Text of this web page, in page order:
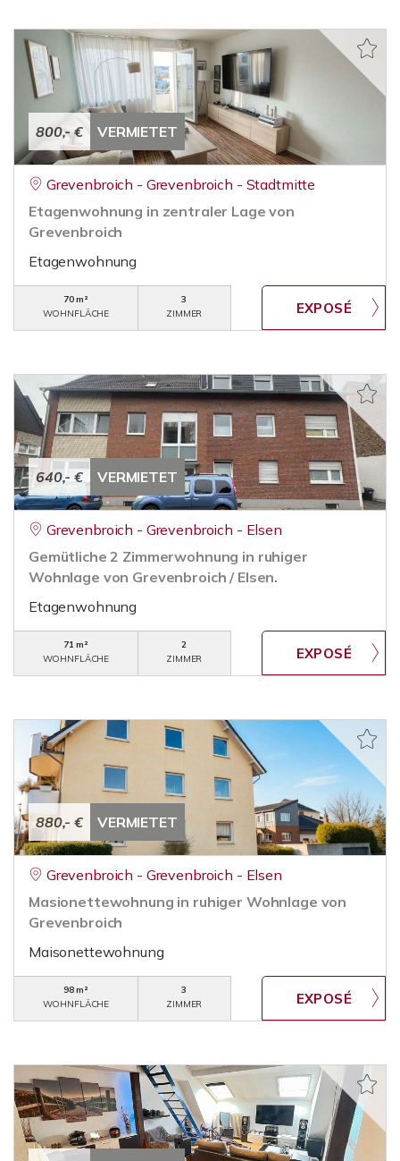
800,- € VERMIETET
Grevenbroich - Grevenbroich - Stadtmitte
Etagenwohnung in zentraler Lage von
Grevenbroich
Etagenwohnung
70 m²
WOHNFLÄCHE
3
ZIMMER
640,- € VERMIETET
Grevenbroich - Grevenbroich - Elsen
Gemütliche 2 Zimmerwohnung in ruhiger
Wohnlage von Grevenbroich / Elsen.
Etagenwohnung
71 m²
WOHNFLÄCHE
2
ZIMMER
880,- € VERMIETET
Grevenbroich - Grevenbroich - Elsen
Masionettewohnung in ruhiger Wohnlage von
Grevenbroich
Maisonettewohnung
98 m²
WOHNFLÄCHE
3
ZIMMER